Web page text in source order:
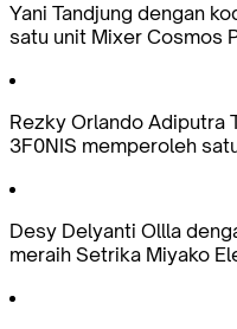
Yani Tandjung dengan
satu unit Mixer Cosmos
Rezky Orlando Adiputra
3F0NIS memperoleh
Desy Delyanti Ollla
meraih Setrika Miyako